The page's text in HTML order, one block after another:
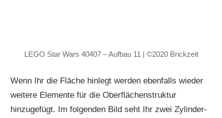
LEGO Star Wars 40407 – Aufbau 11 | ©2020 Brickzeit
Wenn Ihr die Fläche hinlegt werden ebenfalls wieder
weitere Elemente für die Oberflächenstruktur
hinzugefügt. Im folgenden Bild seht Ihr zwei Zylinder-